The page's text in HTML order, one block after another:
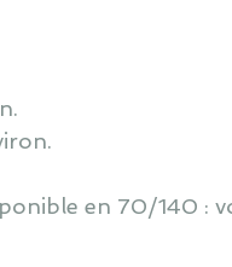
en 70/140 :